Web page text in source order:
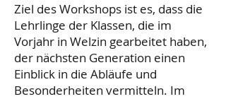
Ziel des Workshops ist es, dass die
Lehrlinge der Klassen, die im
Vorjahr in Welzin gearbeitet haben,
der nächsten Generation einen
Einblick in die Abläufe und
Besonderheiten vermitteln. Im